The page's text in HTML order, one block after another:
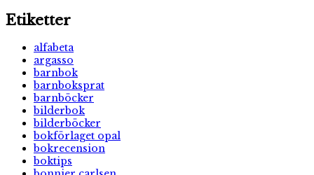
Etiketter
alfabeta
argasso
barnbok
barnboksprat
barnböcker
bilderbok
bilderböcker
bokförlaget opal
bokrecension
boktips